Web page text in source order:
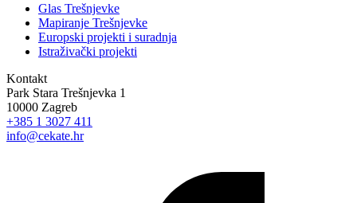
Glas Trešnjevke
Mapiranje Trešnjevke
Europski projekti i suradnja
Istraživački projekti
Kontakt
Park Stara Trešnjevka 1
10000 Zagreb
+385 1 3027 411
info@cekate.hr